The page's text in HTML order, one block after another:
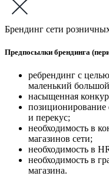
Брендинг сети
Предпосылки брендинга
ребрендинг с
маленький
насыщенная
позиционирование
и перекус;
необходимость в
магазинов сети;
необходимость в
необходимость в
магазина.